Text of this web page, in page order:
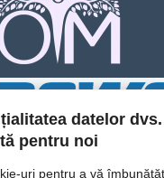
datelor
pentru noi
uri pentru a vă